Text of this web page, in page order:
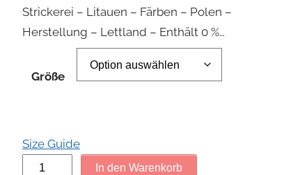
Strickerei – Litauen – Färben – Polen –
Herstellung – Lettland – Enthält 0 %…
Größe
Size Guide
In den Warenkorb